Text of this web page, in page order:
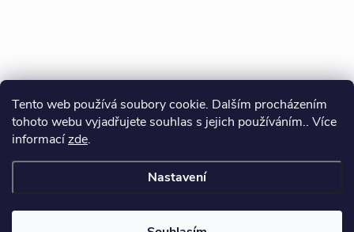
Tento web používá soubory cookie. Dalším procházením
tohoto webu vyjadřujete souhlas s jejich používáním.. Více
informacízde.
Nastavení
Sledovat na Instagramu
BEALIO. Všechna práva vyhrazena.